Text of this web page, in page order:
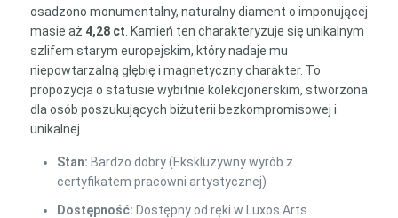
osadzono monumentalny, naturalny diament o imponującej
masie aż 4,28 ct . Kamień ten charakteryzuje się unikalnym
szlifem starym europejskim, który nadaje mu
niepowtarzalną głębię i magnetyczny charakter. To
propozycja o statusie wybitnie kolekcjonerskim, stworzona
dla osób poszukujących biżuterii bezkompromisowej i
unikalnej.
Stan: Bardzo dobry (Ekskluzywny wyrób z
certyfikatem pracowni artystycznej)
Dostępność: Dostępny od ręki w Luxos Arts